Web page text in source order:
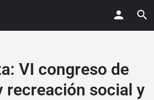
VI congreso de
recreación social y